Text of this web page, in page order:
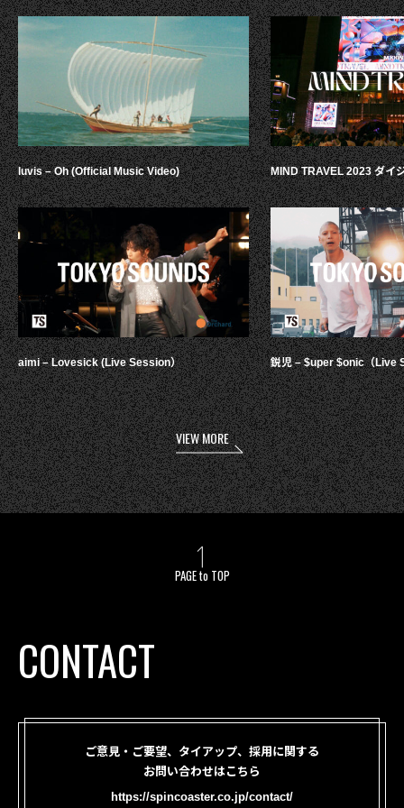
luvis – Oh (Official Music Video)
aimi – Lovesick (Live Session）
MIND TRAVEL 2023 ダイ
鋭児 – $uper $onic（Live
VIEW MORE
PAGE to TOP
CONTACT
ご意見・ご要望、タイアップ、採用に関する
お問い合わせはこちら
https://spincoaster.co.jp/contact/